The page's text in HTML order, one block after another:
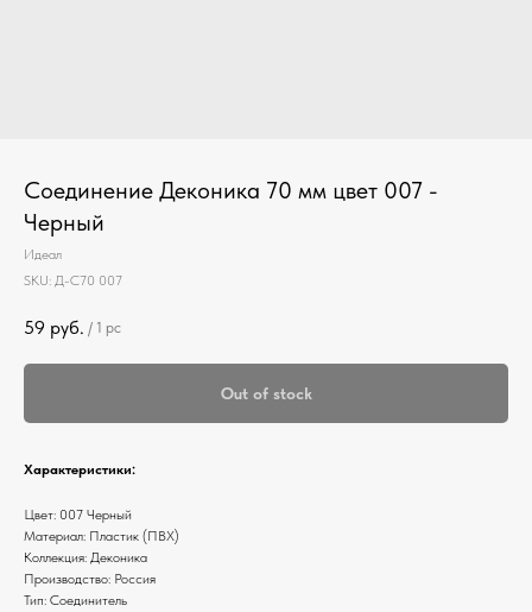
Соединение Деконика 70 мм цвет 007 -
Черный
Идеал
SKU: Д-С70 007
59 руб. / 1 pc
Out of stock
Характеристики:
Цвет: 007 Черный
Материал: Пластик (ПВХ)
Коллекция: Деконика
Производство: Россия
Тип: Соединитель